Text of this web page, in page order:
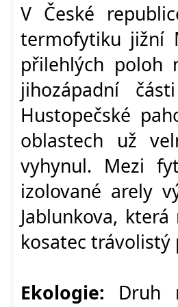
V České
termofytiku jižní
přilehlých poloh
jihozápadní
Hustopečské
oblastech už
vyhynul. Mezi
izolované arely
Jablunkova,
kosatec trávolistý
Ekologie: Druh